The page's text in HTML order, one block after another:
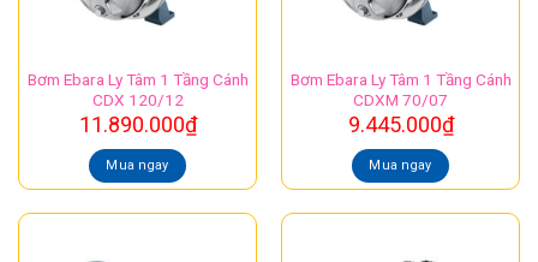
Bơm Ebara Ly Tâm 1 Tầng Cánh
CDX 120/12
11.890.000₫
Mua ngay
Bơm Ebara Ly Tâm 1 Tầng Cánh
CDXM 70/07
9.445.000₫
Mua ngay